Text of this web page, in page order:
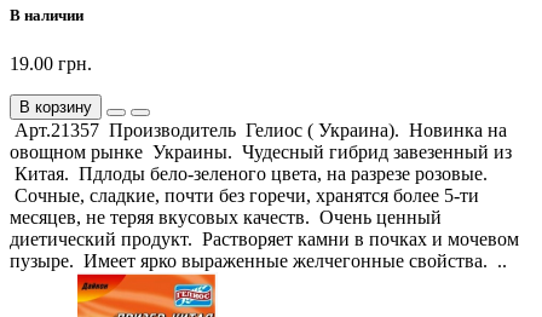
В наличии
19.00 грн.
В корзину
Арт.21357 Производитель Гелиос ( Украина). Новинка на
овощном рынке Украины. Чудесный гибрид завезенный из
Китая. Пдлоды бело-зеленого цвета, на разрезе розовые.
Сочные, сладкие, почти без горечи, хранятся более 5-ти
месяцев, не теряя вкусовых качеств. Очень ценный
диетический продукт. Растворяет камни в почках и мочевом
пузыре. Имеет ярко выраженные желчегонные свойства. ..